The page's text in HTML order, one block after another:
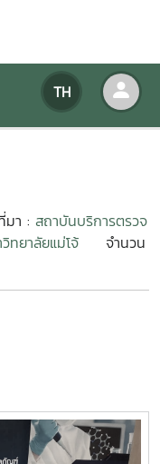
TH
นโลยี
มา : สถาบันบริการตรวจ
ยาลัยแม่โจ้
จำนวน